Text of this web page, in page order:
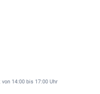
14:00 bis 17:00 Uhr